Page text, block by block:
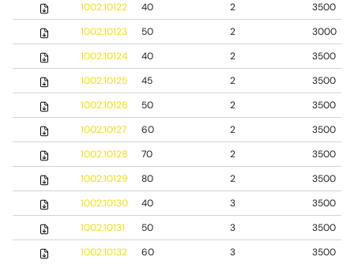
1002.10122
40 2
3500
1002.10123
50 2
3000
1002.10124
40 2
3500
1002.10125
45 2
3500
1002.10126
50 2
3500
1002.10127
60 2
3500
1002.10128
70 2
3500
1002.10129
80 2
3500
1002.10130
40 3
3500
1002.10131
50 3
3500
1002.10132
60 3
3500